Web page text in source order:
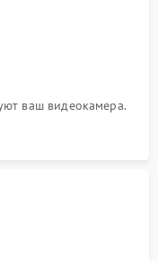
ваш видеокамера.